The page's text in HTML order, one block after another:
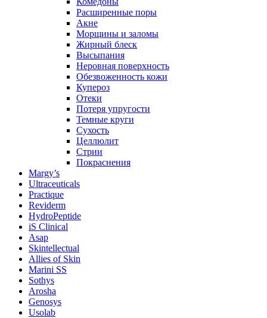
Расширенные поры
Акне
Морщины и заломы
Жирный блеск
Высыпания
Неровная поверхность
Обезвоженность кожи
Купероз
Отеки
Потеря упругости
Темные круги
Сухость
Целлюлит
Стрии
Покраснения
Margy’s
Ultraceuticals
Practique
Reviderm
HydroPeptide
iS Clinical
Asap
Skintellectual
Allies of Skin
Marini SS
Sothys
Arosha
Genosys
Usolab